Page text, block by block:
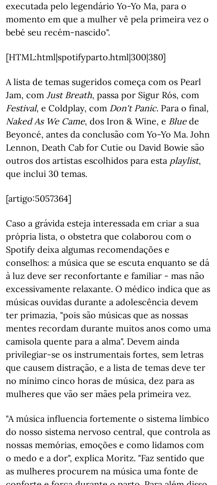
executada pelo legendário Yo-Yo Ma, para o
momento em que a mulher vê pela primeira vez o
bebé seu recém-nascido".
[HTML:html|spotifyparto.html|300|380]
A lista de temas sugeridos começa com os Pearl
Jam, com Just Breath, passa por Sigur Rós, com
Festival, e Coldplay, com Don't Panic. Para o final,
Naked As We Came, dos Iron & Wine, e Bluede
Beyoncé, antes da conclusão com Yo-Yo Ma. John
Lennon, Death Cab for Cutie ou David Bowie são
outros dos artistas escolhidos para esta playlist,
que inclui 30 temas.
[artigo:5057364]
Caso a grávida esteja interessada em criar a sua
própria lista, o obstetra que colaborou com o
Spotify deixa algumas recomendações e
conselhos: a música que se escuta enquanto se dá
à luz deve ser reconfortante e familiar - mas não
excessivamente relaxante. O médico indica que as
músicas ouvidas durante a adolescência devem
ter primazia, "pois são músicas que as nossas
mentes recordam durante muitos anos como uma
camisola quente para a alma". Devem ainda
privilegiar-se os instrumentais fortes, sem letras
que causem distração, e a lista de temas deve ter
no mínimo cinco horas de música, dez para as
mulheres que vão ser mães pela primeira vez.
"A música influencia fortemente o sistema límbico
do nosso sistema nervoso central, que controla as
nossas memórias, emoções e como lidamos com
o medo e a dor", explica Moritz. "Faz sentido que
as mulheres procurem na música uma fonte de